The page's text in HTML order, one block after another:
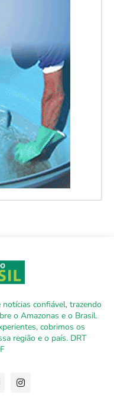
confiável, trazendo
o Amazonas e o Brasil.
cobrimos os
região e o país. DRT